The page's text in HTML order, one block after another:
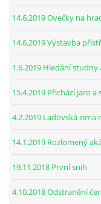
14.6.2019 Ovečky na
14.6.2019 Výstavba
1.6.2019 Hledání
15.4.2019 Přichází jaro
4.2.2019 Ladovská zima
14.1.2019 Rozlomený
19.11.2018 První sníh
4.10.2018 Odstranění